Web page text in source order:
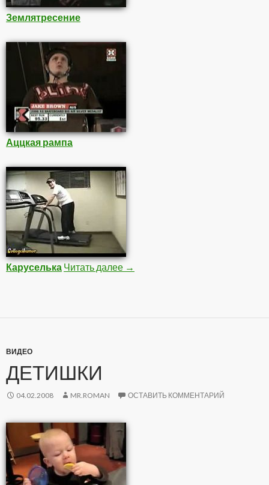
Землятресение
Аццкая рампа
Каруселька Читать далее Фрики
→
ВИДЕО
ДЕТИШКИ
04.02.2008 MR.ROMAN ОСТАВИТЬ КОММЕНТАРИЙ